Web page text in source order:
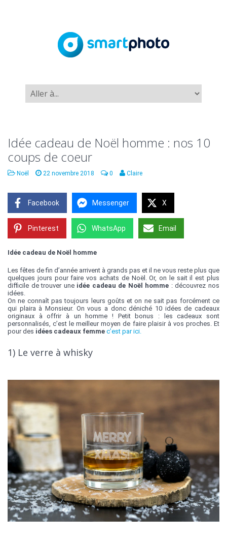
Idée cadeau de Noël homme : nos 10
coups de coeur
Noël 22 novembre 2018 0 Claire
Facebook Messenger X
Pinterest WhatsApp Email
Idée cadeau de Noël homme
Les fêtes de fin d’année arrivent à grands pas et il ne vous reste plus que
quelques jours pour faire vos achats de Noël. Or, on le sait il est plus
difficile de trouver une idée cadeau de Noël homme : découvrez nos
idées.
On ne connaît pas toujours leurs goûts et on ne sait pas forcément ce
qui plaira à Monsieur. On vous a donc déniché 10 idées de cadeaux
originaux à offrir à un homme ! Petit bonus : les cadeaux sont
personnalisés, c’est le meilleur moyen de faire plaisir à vos proches. Et
pour des idées cadeaux femme c’est par ici.
1) Le verre à whisky